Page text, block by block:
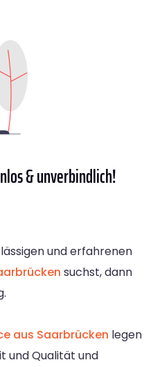
& unverbindlich!
und erfahrenen
suchst, dann
aus Saarbrücken legen
und Qualität und